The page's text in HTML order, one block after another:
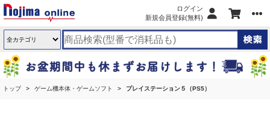
ログイン
新規会員登録(無料)
トップ ゲーム機本体・ゲームソフト プレイステーション５（PS5）